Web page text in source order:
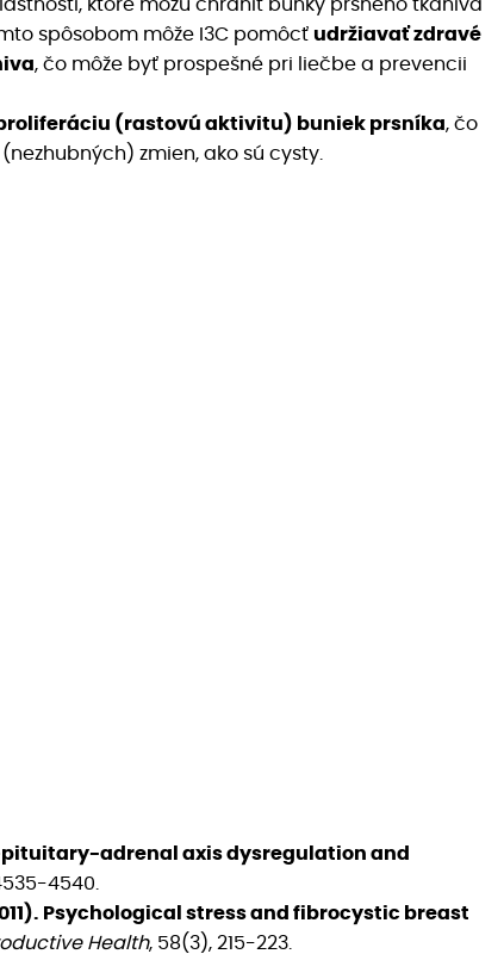
ktoré môžu chrániť bunky prsného tkaniva
spôsobom môže I3C pomôcť udržiavať zdravé
, čo môže byť prospešné pri liečbe a prevencii
(rastovú aktivitu) buniek prsníka, čo
zmien, ako sú cysty.
pituitary-adrenal axis dysregulation and
4540.
Psychological stress and fibrocystic breast
Health, 58(3), 215-223.